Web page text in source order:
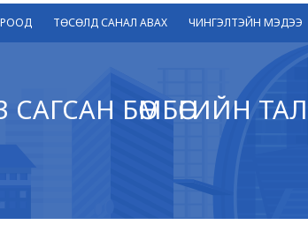
ТӨСӨЛД САНАЛ АВАХ ЧИНГЭЛТЭЙН МЭДЭЭ
БӨМБӨГИЙН